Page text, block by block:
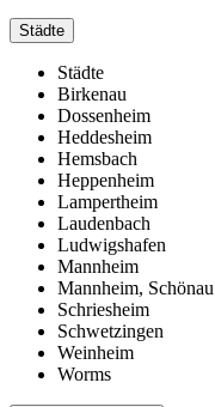
Städte
Städte
Birkenau
Dossenheim
Heddesheim
Hemsbach
Heppenheim
Lampertheim
Laudenbach
Ludwigshafen
Mannheim
Mannheim, Schönau
Schriesheim
Schwetzingen
Weinheim
Worms